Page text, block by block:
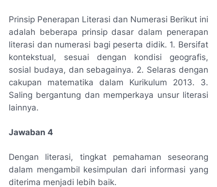
Prinsip Penerapan Literasi dan Numerasi Berikut ini
adalah beberapa prinsip dasar dalam penerapan
literasi dan numerasi bagi peserta didik. 1. Bersifat
kontekstual, sesuai dengan kondisi geografis,
sosial budaya, dan sebagainya. 2. Selaras dengan
cakupan matematika dalam Kurikulum 2013. 3.
Saling bergantung dan memperkaya unsur literasi
lainnya.
Jawaban 4
Dengan literasi, tingkat pemahaman seseorang
dalam mengambil kesimpulan dari informasi yang
diterima menjadi lebih baik.